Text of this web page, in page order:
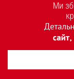
2015-2026 ©
Ми